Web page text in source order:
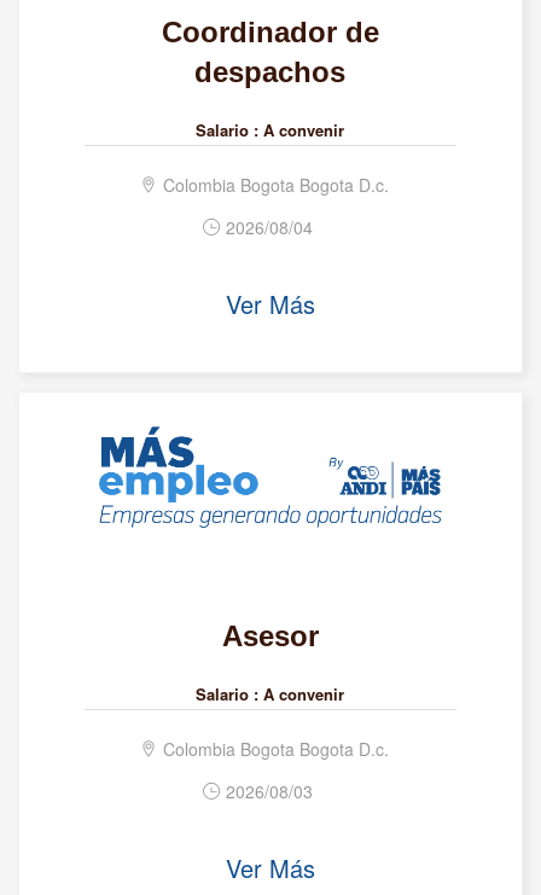
Coordinador de
despachos
Salario : A convenir
Colombia Bogota Bogota D.c.
2026/08/04
Ver Más
Asesor
Salario : A convenir
Colombia Bogota Bogota D.c.
2026/08/03
Ver Más